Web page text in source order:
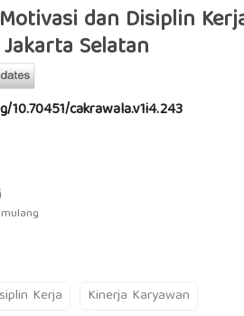
dan Disiplin
Selatan
10.70451/cakrawala.v1i4.243
Kerja Kinerja Karyawan